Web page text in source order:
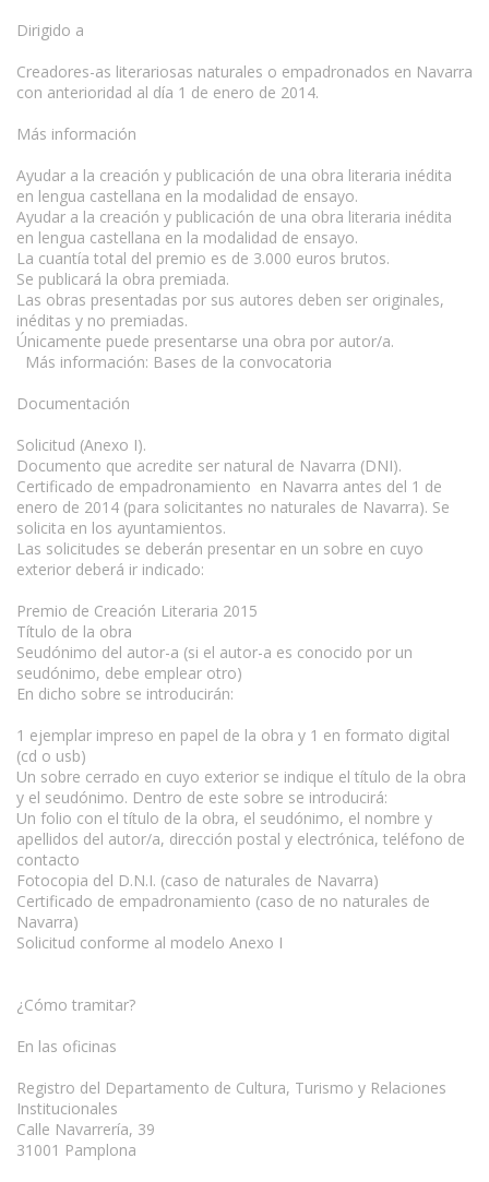
Dirigido a
Creadores-as literariosas naturales o empadronados en Navarra
con anterioridad al día 1 de enero de 2014.
Más información
Ayudar a la creación y publicación de una obra literaria inédita
en lengua castellana en la modalidad de ensayo.
Ayudar a la creación y publicación de una obra literaria inédita
en lengua castellana en la modalidad de ensayo.
La cuantía total del premio es de 3.000 euros brutos.
Se publicará la obra premiada.
Las obras presentadas por sus autores deben ser originales,
inéditas y no premiadas.
Únicamente puede presentarse una obra por autor/a.
Más información: Bases de la convocatoria
Documentación
Solicitud (Anexo I).
Documento que acredite ser natural de Navarra (DNI).
Certificado de empadronamiento en Navarra antes del 1 de
enero de 2014 (para solicitantes no naturales de Navarra). Se
solicita en los ayuntamientos.
Las solicitudes se deberán presentar en un sobre en cuyo
exterior deberá ir indicado:
Premio de Creación Literaria 2015
Título de la obra
Seudónimo del autor-a (si el autor-a es conocido por un
seudónimo, debe emplear otro)
En dicho sobre se introducirán:
1 ejemplar impreso en papel de la obra y 1 en formato digital
(cd o usb)
Un sobre cerrado en cuyo exterior se indique el título de la obra
y el seudónimo. Dentro de este sobre se introducirá:
Un folio con el título de la obra, el seudónimo, el nombre y
apellidos del autor/a, dirección postal y electrónica, teléfono de
contacto
Fotocopia del D.N.I. (caso de naturales de Navarra)
Certificado de empadronamiento (caso de no naturales de
Navarra)
Solicitud conforme al modelo Anexo I
¿Cómo tramitar?
En las oficinas
Registro del Departamento de Cultura, Turismo y Relaciones
Institucionales
Calle Navarrería, 39
31001 Pamplona